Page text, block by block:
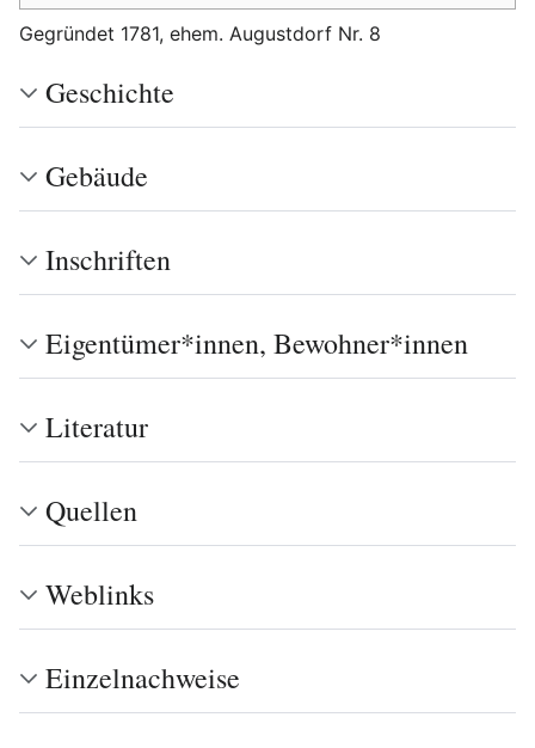
Gegründet 1781, ehem. Augustdorf Nr. 8
Geschichte
Gebäude
Inschriften
Eigentümer*innen, Bewohner*innen
Literatur
Quellen
Weblinks
Einzelnachweise